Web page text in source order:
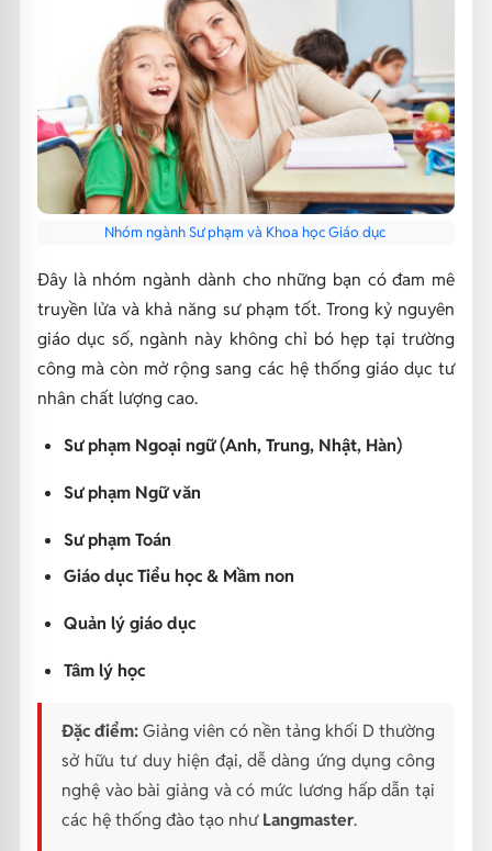
Nhóm ngành Sư phạm và Khoa học Giáo dục
Đây là nhóm ngành dành cho những bạn có đam mê
truyền lửa và khả năng sư phạm tốt. Trong kỷ nguyên
giáo dục số, ngành này không chỉ bó hẹp tại trường
công mà còn mở rộng sang các hệ thống giáo dục tư
nhân chất lượng cao.
Sư phạm Ngoại ngữ (Anh, Trung, Nhật, Hàn)
Sư phạm Ngữ văn
Sư phạm Toán
Giáo dục Tiểu học & Mầm non
Quản lý giáo dục
Tâm lý học
Đặc điểm:Giảng viên có nền tảng khối D thường
sở hữu tư duy hiện đại, dễ dàng ứng dụng công
nghệ vào bài giảng và có mức lương hấp dẫn tại
các hệ thống đào tạo như Langmaster.